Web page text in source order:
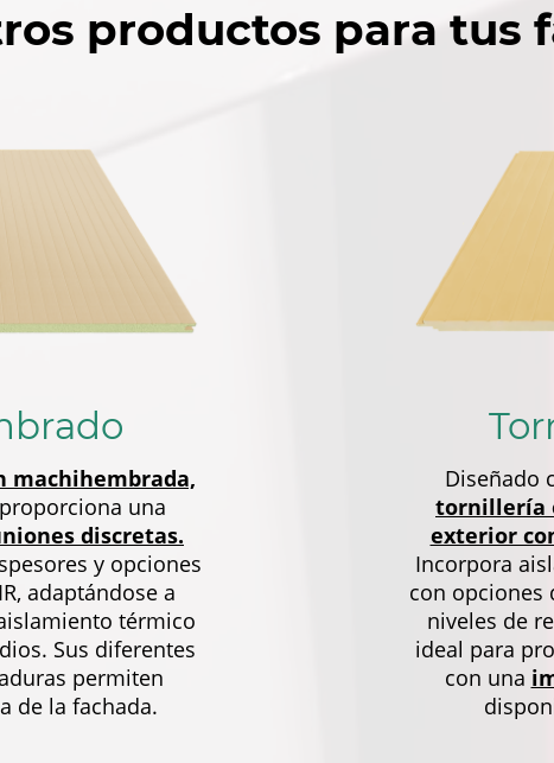
productos para tus
machihembrada,
una
discretas.
y opciones
adaptándose a
térmico
Sus diferentes
permiten
de la fachada.
Diseñado
tornillería
exterior
Incorpora
con opciones
niveles de
ideal para
con una